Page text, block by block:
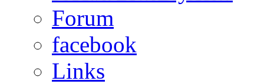
Forum
facebook
Links